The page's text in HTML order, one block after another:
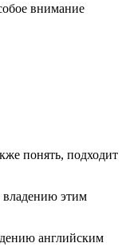
внимание
понять, подходит
владению этим
английским